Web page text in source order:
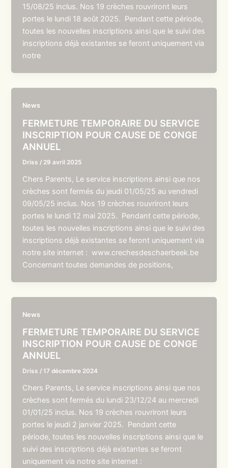
15/08/25 inclus. Nos 19 crèches rouvriront leurs
portes le lundi 18 août 2025. Pendant cette période,
toutes les nouvelles inscriptions ainsi que le suivi des
inscriptions déjà existantes se feront uniquement via
notre
News
FERMETURE TEMPORAIRE DU SERVICE
INSCRIPTION POUR CAUSE DE CONGE
ANNUEL
Driss / 29 avril 2025
Chers Parents, Le service inscriptions ainsi que nos
crèches sont fermés du jeudi 01/05/25 au vendredi
09/05/25 inclus. Nos 19 crèches rouvriront leurs
portes le lundi 12 mai 2025. Pendant cette période,
toutes les nouvelles inscriptions ainsi que le suivi des
inscriptions déjà existantes se feront uniquement via
notre site internet : www.crechesdeschaerbeek.be
Concernant toutes demandes de positions,
News
FERMETURE TEMPORAIRE DU SERVICE
INSCRIPTION POUR CAUSE DE CONGE
ANNUEL
Driss /17 décembre 2024
Chers Parents, Le service inscriptions ainsi que nos
crèches sont fermés du lundi 23/12/24 au mercredi
01/01/25 inclus. Nos 19 crèches rouvriront leurs
portes le jeudi 2 janvier 2025. Pendant cette
période, toutes les nouvelles inscriptions ainsi que le
suivi des inscriptions déjà existantes se feront
uniquement via notre site internet :